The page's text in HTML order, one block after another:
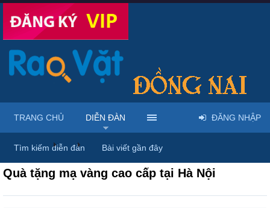
Diễn đàn ... Nội thất & Ngoại thất
Quà tặng mạ vàng cao cấp tại Hà Nội
TRANG CHỦ DIỄN ĐÀN
Tìm kiếm diễn đàn Bài viết gần đây
ĐĂNG NHẬP